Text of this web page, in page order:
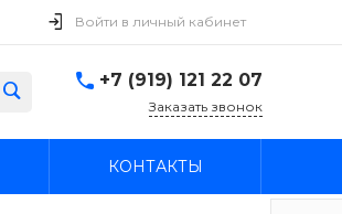
Войти в личный кабинет
+7 (919) 121 22 07
Заказать звонок
КОНТАКТЫ